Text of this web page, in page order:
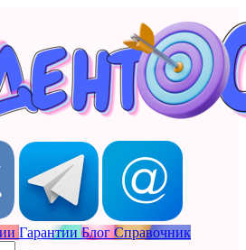
Гарантии Блог Справочник